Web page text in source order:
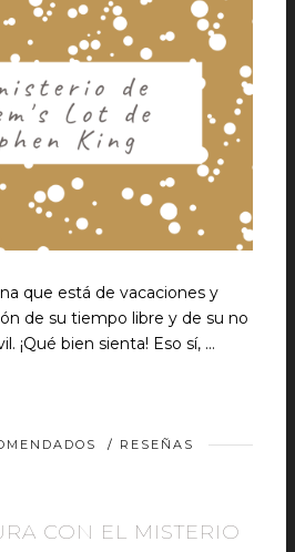
que está de vacaciones y
de su tiempo libre y de su no
¡Qué bien sienta! Eso sí, …
/ RESEÑAS
CON EL MISTERIO